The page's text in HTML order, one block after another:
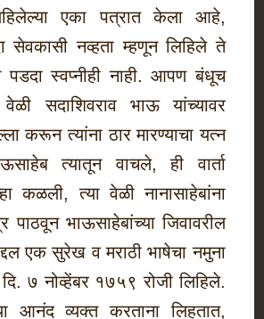
एका पत्रात केला आहे,
सेवकासी नव्हता म्हणून लिहिले ते
स्वप्नीही नाही. आपण बंधूच
सदाशिवराव भाऊ यांच्यावर
करून त्यांना ठार मारण्याचा यत्न
त्यातून वाचले, ही वार्ता
कळली, त्या वेळी नानासाहेबांना
पाठवून भाऊसाहेबांच्या जिवावरील
एक सुरेख व मराठी भाषेचा नमुना
७ नोव्हेंबर १७५९ रोजी लिहिले.
आनंद व्यक्त करताना लिहतात,